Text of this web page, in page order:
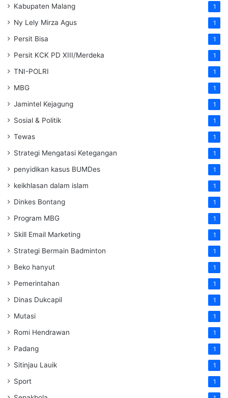
Kabupaten Malang 1
Ny Lely Mirza Agus 1
Persit Bisa 1
Persit KCK PD XIII/Merdeka 1
TNI-POLRI 1
MBG 1
Jamintel Kejagung 1
Sosial & Politik 1
Tewas 1
Strategi Mengatasi Ketegangan 1
penyidikan kasus BUMDes 1
keikhlasan dalam islam 1
Dinkes Bontang 1
Program MBG 1
Skill Email Marketing 1
Strategi Bermain Badminton 1
Beko hanyut 1
Pemerintahan 1
Dinas Dukcapil 1
Mutasi 1
Romi Hendrawan 1
Padang 1
Sitinjau Lauik 1
Sport 1